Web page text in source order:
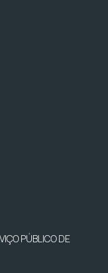
PÚBLICO DE